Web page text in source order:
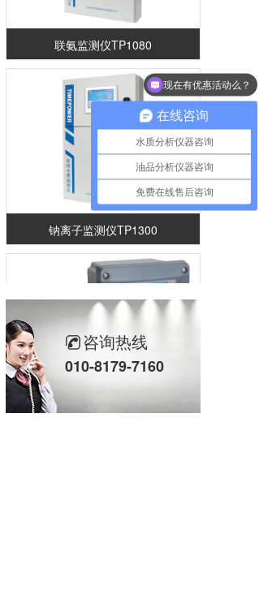
联氨监测仪TP1080
钠离子监测仪TP1300
溶解氧分析仪TP150
咨询热线
010-8179-7160
在线咨询
水质分析仪器咨询
油品分析仪器咨询
免费在线售后咨询
可以介绍下你们的产品么？